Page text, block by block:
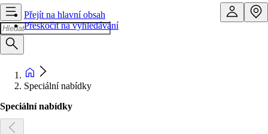
Přejít na hlavní obsah
Přeskočit na vyhledávání
Speciální nabídky
Speciální nabídky